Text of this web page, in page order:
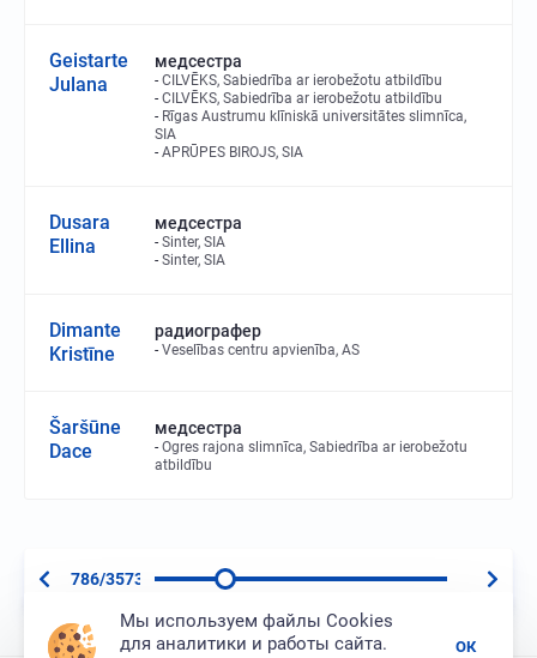
Geistarte
Julana
медсестра
CILVĒKS, Sabiedrība ar ierobežotu atbildību
CILVĒKS, Sabiedrība ar ierobežotu atbildību
Rīgas Austrumu klīniskā universitātes slimnīca,
SIA
APRŪPES BIROJS, SIA
Dusara
Ellina
медсестра
Sinter, SIA
Sinter, SIA
Dimante
Kristīne
радиографер
Veselības centru apvienība, AS
Šaršūne
Dace
медсестра
Ogres rajona slimnīca, Sabiedrība ar ierobežotu
atbildību
786/3573
Мы используем файлы Cookies
для аналитики и работы сайта.
ОК